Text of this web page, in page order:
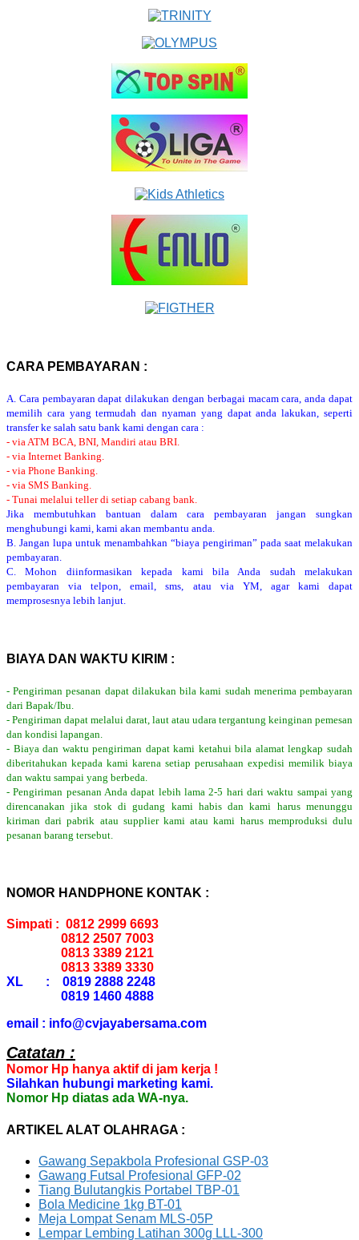
CARA PEMBAYARAN :
A. Cara pembayaran dapat dilakukan dengan berbagai macam cara, anda dapat
memilih cara yang termudah dan nyaman yang dapat anda lakukan, seperti
transfer ke salah satu bank kami dengan cara :
- via ATM BCA, BNI, Mandiri atau BRI.
- via Internet Banking.
- via Phone Banking.
- via SMS Banking.
- Tunai melalui teller di setiap cabang bank.
Jika membutuhkan bantuan dalam cara pembayaran jangan sungkan
menghubungi kami, kami akan membantu anda.
B. Jangan lupa untuk menambahkan “biaya pengiriman” pada saat melakukan
pembayaran.
C. Mohon diinformasikan kepada kami bila Anda sudah melakukan
pembayaran via telpon, email, sms, atau via YM, agar kami dapat
memprosesnya lebih lanjut.
BIAYA DAN WAKTU KIRIM :
- Pengiriman pesanan dapat dilakukan bila kami sudah menerima pembayaran
dari Bapak/Ibu.
- Pengiriman dapat melalui darat, laut atau udara tergantung keinginan pemesan
dan kondisi lapangan.
- Biaya dan waktu pengiriman dapat kami ketahui bila alamat lengkap sudah
diberitahukan kepada kami karena setiap perusahaan expedisi memilik biaya
dan waktu sampai yang berbeda.
- Pengiriman pesanan Anda dapat lebih lama 2-5 hari dari waktu sampai yang
direncanakan jika stok di gudang kami habis dan kami harus menunggu
kiriman dari pabrik atau supplier kami atau kami harus memproduksi dulu
pesanan barang tersebut.
NOMOR HANDPHONE KONTAK :
Simpati : 0812 2999 6693
0812 2507 7003
0813 3389 2121
0813 3389 3330
XL : 0819 2888 2248
0819 1460 4888
email : info@cvjayabersama.com
Catatan :
Nomor Hp hanya aktif di jam kerja !
Silahkan hubungi marketing kami.
Nomor Hp diatas ada WA-nya.
ARTIKEL ALAT OLAHRAGA :
Gawang Sepakbola Profesional GSP-03
Gawang Futsal Profesional GFP-02
Tiang Bulutangkis Portabel TBP-01
Bola Medicine 1kg BT-01
Meja Lompat Senam MLS-05P
Lempar Lembing Latihan 300g LLL-300